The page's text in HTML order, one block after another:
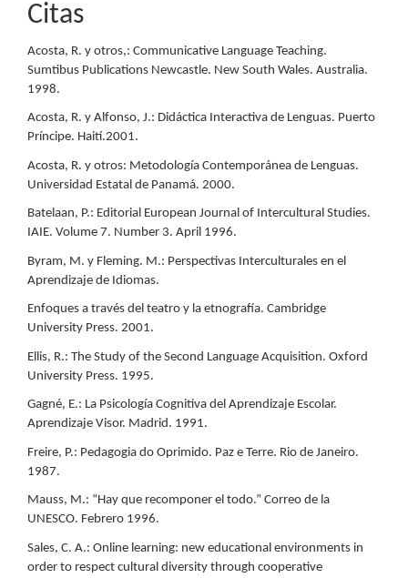
Citas
Acosta, R. y otros,: Communicative Language Teaching.
Sumtibus Publications Newcastle. New South Wales. Australia.
1998.
Acosta, R. y Alfonso, J.: Didáctica Interactiva de Lenguas. Puerto
Príncipe. Haití.2001.
Acosta, R. y otros: Metodología Contemporánea de Lenguas.
Universidad Estatal de Panamá. 2000.
Batelaan, P.: Editorial European Journal of Intercultural Studies.
IAIE. Volume 7. Number 3. April 1996.
Byram, M. y Fleming. M.: Perspectivas Interculturales en el
Aprendizaje de Idiomas.
Enfoques a través del teatro y la etnografía. Cambridge
University Press. 2001.
Ellis, R.: The Study of the Second Language Acquisition. Oxford
University Press. 1995.
Gagné, E.: La Psicología Cognitiva del Aprendizaje Escolar.
Aprendizaje Visor. Madrid. 1991.
Freire, P.: Pedagogia do Oprimido. Paz e Terre. Rio de Janeiro.
1987.
Mauss, M.: “Hay que recomponer el todo.” Correo de la
UNESCO. Febrero 1996.
Sales, C. A.: Online learning: new educational environments in
order to respect cultural diversity through cooperative